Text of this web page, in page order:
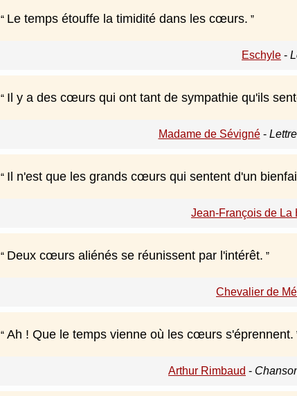
Le temps étouffe la timidité dans les cœurs.
Eschyle -
Il y a des cœurs qui ont tant de sympathie qu'ils
Madame de Sévigné-
Il n'est que les grands cœurs qui sentent d'un
Jean-François de La
Deux cœurs aliénés se réunissent par l'intérêt.
Chevalier de
Ah ! Que le temps vienne où les cœurs s'éprennent.
Arthur Rimbaud -